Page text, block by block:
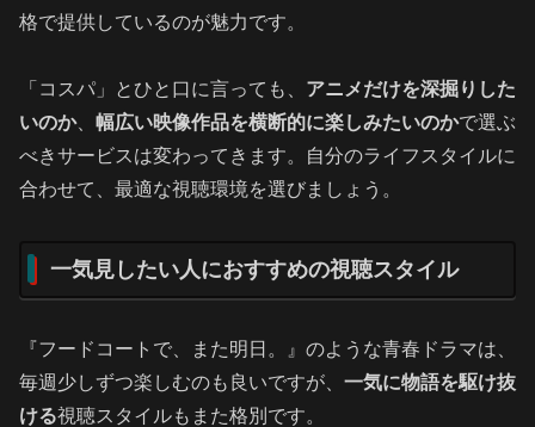
格で提供しているのが魅力です。
「コスパ」とひと口に言っても、 アニメだけを深掘りした
いのか、 幅広い映像作品を横断的に楽しみたいのかで選ぶ
べきサービスは変わってきます。自分のライフスタイルに
合わせて、最適な視聴環境を選びましょう。
一気見したい人におすすめの視聴スタイル
『フードコートで、また明日。』のような青春ドラマは、
毎週少しずつ楽しむのも良いですが、 一気に物語を駆け抜
ける視聴スタイルもまた格別です。